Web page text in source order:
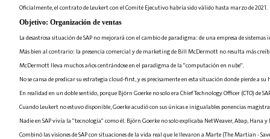
Oficialmente, el contrato de Leukert con el Comité Ejecutivo habría sido válido hasta marzo de 2021.
Objetivo: Organización de ventas
La desastrosa situación de SAP no mejorará con el cambio de paradigma: de una empresa de
Más bien al contrario: la presencia comercial y de marketing de Bill McDermott no resulta más
McDermott lleva muchos años centrándose en el paradigma de la "computación en nube".
No se cansa de predicar su estrategia cloud-first, y es precisamente en esta situación donde pierde a
En realidad en un doble sentido, porque Björn Goerke no solo era Chief Technology Officer (CTO) de
Cuando Leukert no estuvo disponible, Goerke acudió con sus únicas e inigualables ponencias
Nadie en SAP vivía la "tecnología" como él. Björn Goerke no solo explicaba NetWeaver, Abap,
Combinó las visiones de SAP con situaciones de la vida real que le llevaron a Marte (The Martian -